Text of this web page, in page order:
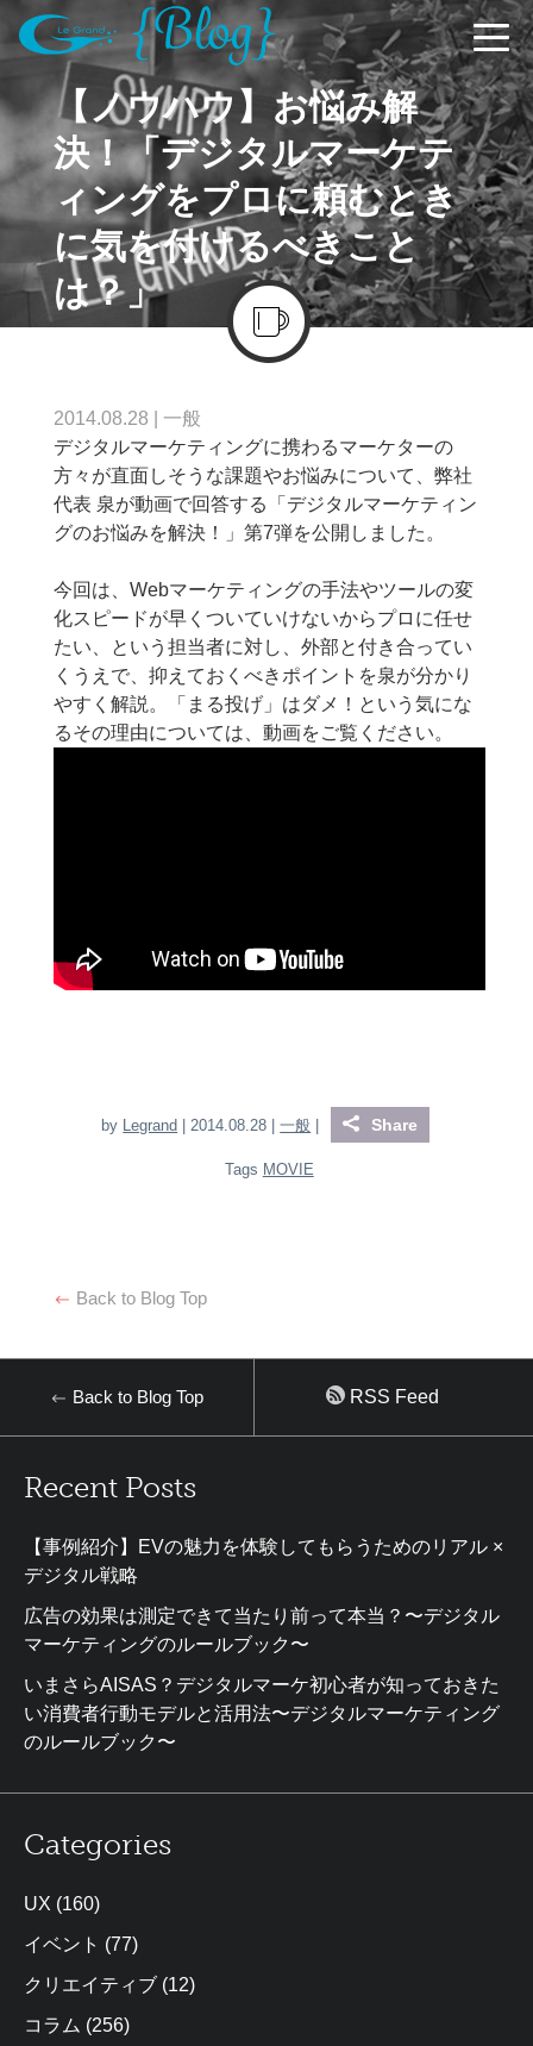
【ノウハウ】お悩み解
決！「デジタルマーケテ
ィングをプロに頼むとき
に気を付けるべきこと
は？」
2014.08.28
一般
デジタルマーケティングに携わるマーケターの
方々が直面しそうな課題やお悩みについて、弊社
代表 泉が動画で回答する「デジタルマーケティン
グのお悩みを解決！」第7弾を公開しました。
今回は、Webマーケティングの手法やツールの変
化スピードが早くついていけないからプロに任せ
たい、という担当者に対し、外部と付き合ってい
くうえで、抑えておくべきポイントを泉が分かり
やすく解説。「まる投げ」はダメ！という気にな
るその理由については、動画をご覧ください。
by Legrand | 2014.08.28 |一般 Share
Tags MOVIE
Back to Blog Top
Back to Blog Top RSS Feed
Recent Posts
【事例紹介】EVの魅力を体験してもらうためのリアル ×
デジタル戦略
広告の効果は測定できて当たり前って本当？〜デジタル
マーケティングのルールブック〜
いまさらAISAS？デジタルマーケ初心者が知っておきた
い消費者行動モデルと活用法〜デジタルマーケティング
のルールブック〜
Categories
UX (160)
イベント (77)
クリエイティブ (12)
コラム (256)